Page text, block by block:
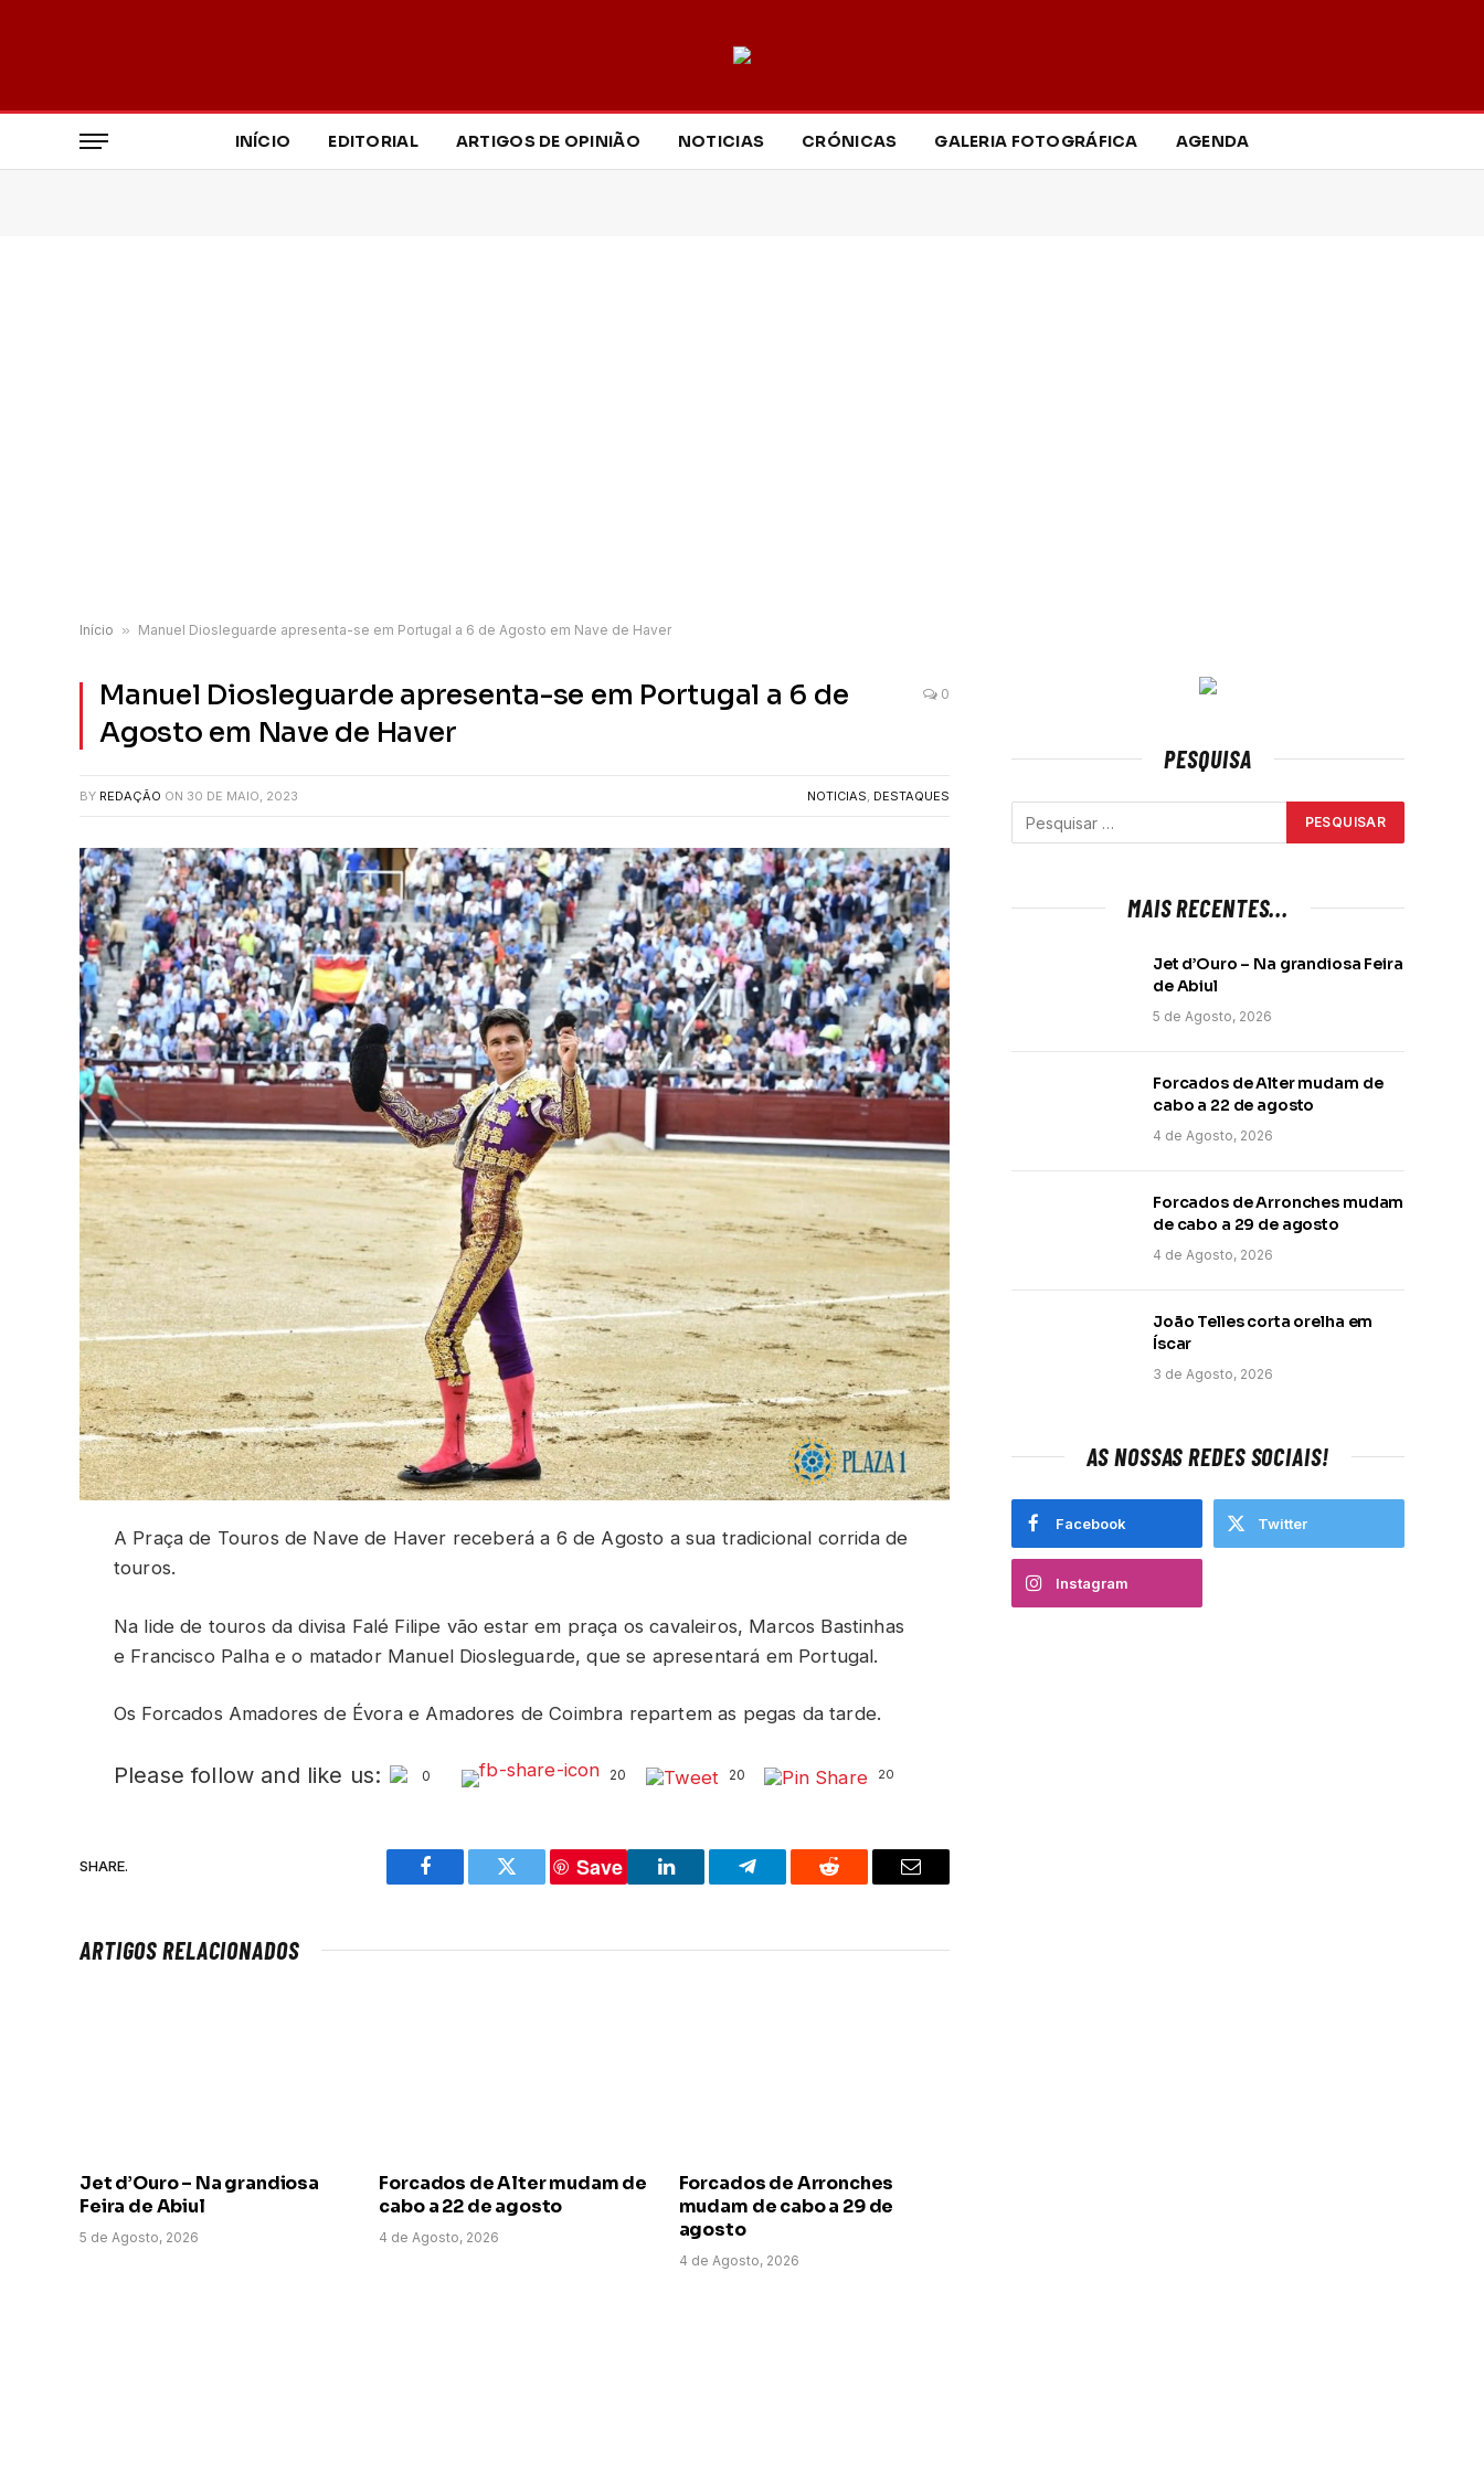
INÍCIO EDITORIAL ARTIGOS DE OPINIÃO NOTICIAS CRÓNICAS GALERIA FOTOGRÁFICA AGENDA
Início » Manuel Diosleguarde apresenta-se em Portugal a 6 de Agosto em Nave de Haver
Manuel Diosleguarde apresenta-se em Portugal a 6 de
Agosto em Nave de Haver
0
BY REDAÇÃO ON 30 DE MAIO, 2023 NOTICIAS, DESTAQUES
A Praça de Touros de Nave de Haver receberá a 6 de Agosto a sua tradicional corrida de
touros.
Na lide de touros da divisa Falé Filipe vão estar em praça os cavaleiros, Marcos Bastinhas
e Francisco Palha e o matador Manuel Diosleguarde, que se apresentará em Portugal.
Os Forcados Amadores de Évora e Amadores de Coimbra repartem as pegas da tarde.
Please follow and like us: 0 20 20 20
SHARE.
Facebook Twitter
Save
LinkedIn Telegram Reddit Email
ARTIGOS RELACIONADOS
Jet d’Ouro – Na grandiosa
Feira de Abiul
5 de Agosto, 2026
Forcados de Alter mudam de
cabo a 22 de agosto
4 de Agosto, 2026
Forcados de Arronches
mudam de cabo a 29 de
agosto
4 de Agosto, 2026
PESQUISA
MAIS RECENTES...
Jet d’Ouro – Na grandiosa Feira
de Abiul
5 de Agosto, 2026
Forcados de Alter mudam de
cabo a 22 de agosto
4 de Agosto, 2026
Forcados de Arronches mudam
de cabo a 29 de agosto
4 de Agosto, 2026
João Telles corta orelha em
Íscar
3 de Agosto, 2026
AS NOSSAS REDES SOCIAIS!
Facebook Twitter
Instagram